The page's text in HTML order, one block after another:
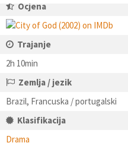
Ocjena
Trajanje
2h 10min
Zemlja / jezik
Brazil, Francuska / portugalski
Klasifikacija
Drama